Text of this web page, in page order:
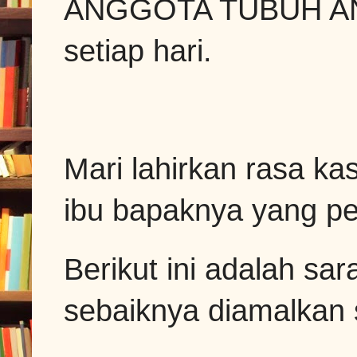
ANGGOTA TUBUH
setiap hari.
Mari lahirkan rasa
ibu bapaknya yang
Berikut ini adalah
sebaiknya